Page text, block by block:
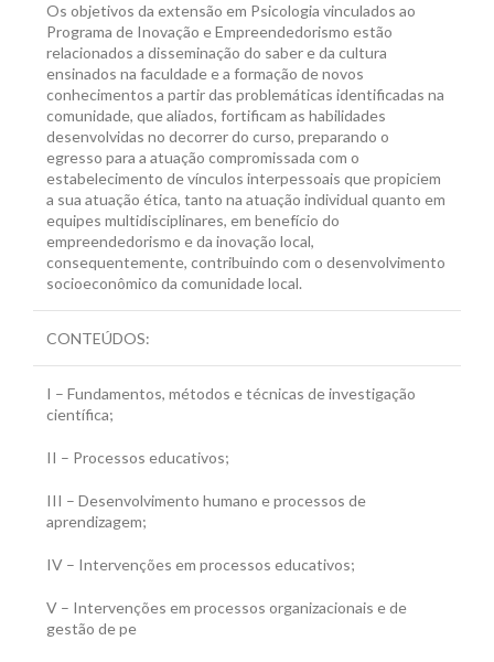
Os objetivos da extensão em Psicologia vinculados ao
Programa de Inovação e Empreendedorismo estão
relacionados a disseminação do saber e da cultura
ensinados na faculdade e a formação de novos
conhecimentos a partir das problemáticas identificadas na
comunidade, que aliados, fortificam as habilidades
desenvolvidas no decorrer do curso, preparando o
egresso para a atuação compromissada com o
estabelecimento de vínculos interpessoais que propiciem
a sua atuação ética, tanto na atuação individual quanto em
equipes multidisciplinares, em benefício do
empreendedorismo e da inovação local,
consequentemente, contribuindo com o desenvolvimento
socioeconômico da comunidade local.
CONTEÚDOS:
I – Fundamentos, métodos e técnicas de investigação
científica;
II – Processos educativos;
III – Desenvolvimento humano e processos de
aprendizagem;
IV – Intervenções em processos educativos;
V – Intervenções em processos organizacionais e de
gestão de pe